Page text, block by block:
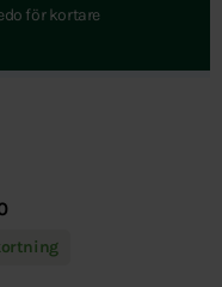
för kortare